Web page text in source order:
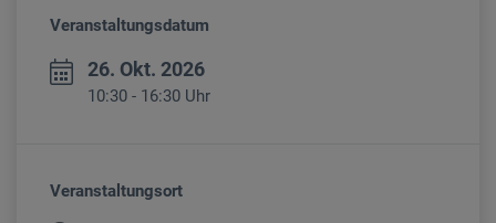
Veranstaltungsdatum
26. Okt. 2026
10:30 - 16:30 Uhr
Veranstaltungsort